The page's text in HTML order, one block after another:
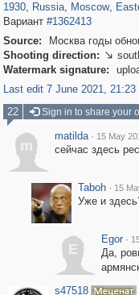
1930, Russia, Moscow,
Вариант #1362413
Source:
Москва годы
Shooting direction: 
Watermark signature:
Last edit 7 June 2021, 21:23
22
Sign in to share your
m
matilda · 15 May
сейчас здесь
Taboh · 15
Уже и
E
Egor ·
Да,
s47518